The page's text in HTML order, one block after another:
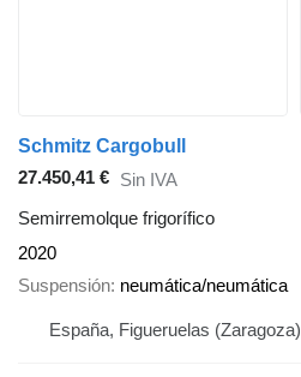
Schmitz Cargobull
27.450,41 € Sin IVA
Semirremolque frigorífico
2020
Suspensión neumática/neumática
España, Figueruelas (Zaragoza)